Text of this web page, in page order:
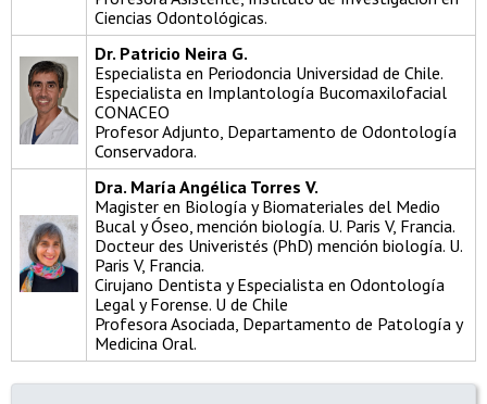
Ciencias Odontológicas.
Dr. Patricio Neira G.
Especialista en Periodoncia Universidad de Chile.
Especialista en Implantología Bucomaxilofacial
CONACEO
Profesor Adjunto, Departamento de Odontología
Conservadora.
Dra. María Angélica Torres V.
Magister en Biología y Biomateriales del Medio
Bucal y Óseo, mención biología. U. Paris V, Francia.
Docteur des Univeristés (PhD) mención biología. U.
Paris V, Francia.
Cirujano Dentista y Especialista en Odontología
Legal y Forense. U de Chile
Profesora Asociada, Departamento de Patología y
Medicina Oral.